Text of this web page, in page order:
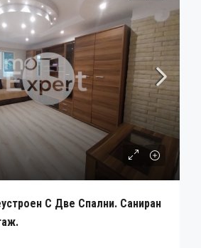
С Две Спални. Саниран